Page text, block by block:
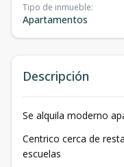
Tipo de inmueble:
Apartamentos
Descripción
Se alquila moderno
Centrico cerca de
escuelas